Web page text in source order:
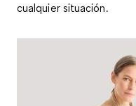
cualquier situación.